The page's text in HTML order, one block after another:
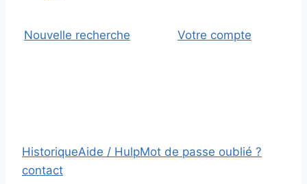
Nouvelle recherche Votre compte
HistoriqueAide / HulpMot de passe oublié ?
contact